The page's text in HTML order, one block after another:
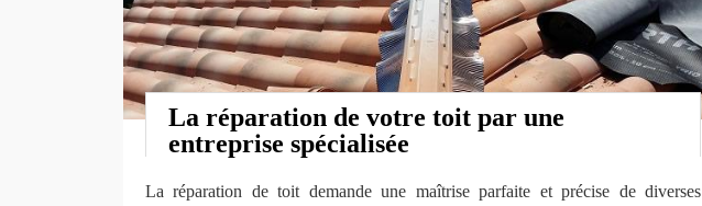
La réparation de votre toit par une
entreprise spécialisée
La réparation de toit demande une maîtrise parfaite et précise de diverses